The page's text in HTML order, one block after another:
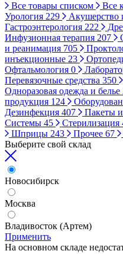
Все товары списком Все
Урология 229 Акушерство
Гастроэнтерология 222
Инфузионная терапия 207
и реанимация 705
инъекционные 23
Офтальмология 0
Перевязочные средства 350
Одноразовая одежда и белье
продукция 124
Дезинфекция 407 Пакеты
Системы 45 Стерилизация
Шприцы 243 Прочее 67
Выберите свой склад
Новосибирск
Москва
Владивосток (Артем)
Применить
На основном складе